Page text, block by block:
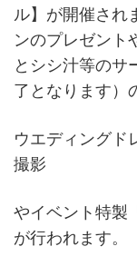
ル】が開催され
ンのプレゼント
とシシ汁等のサ
了となります）
ウエディングド
撮影
やイベント特製
が行われます。